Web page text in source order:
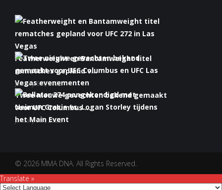
Featherweight en Bantamweight titel
rematches gepland v...
January 6th, 2022
Twee nieuwe gevechten bekend gemaakt
voor UFC Columbus ...
January 5th, 2022
© 2026 MMA DNA. All Rights Reserved.
Translate »